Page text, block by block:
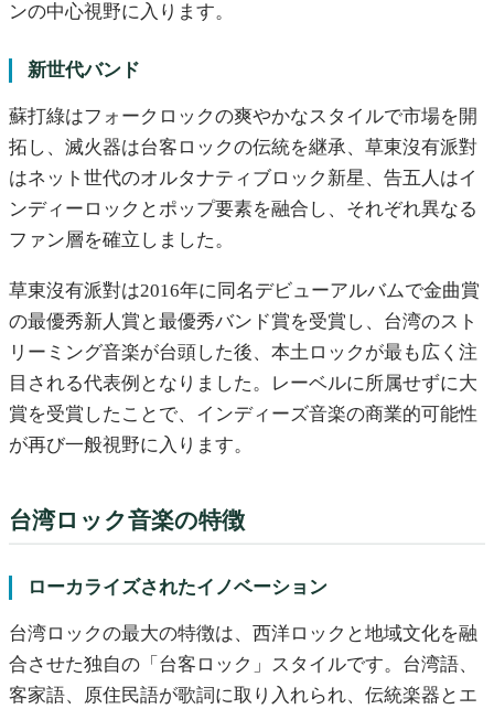
ンの中心視野に入ります。
新世代バンド
蘇打綠はフォークロックの爽やかなスタイルで市場を開
拓し、滅火器は台客ロックの伝統を継承、草東沒有派對
はネット世代のオルタナティブロック新星、告五人はイ
ンディーロックとポップ要素を融合し、それぞれ異なる
ファン層を確立しました。
草東沒有派對は2016年に同名デビューアルバムで金曲賞
の最優秀新人賞と最優秀バンド賞を受賞し、台湾のスト
リーミング音楽が台頭した後、本土ロックが最も広く注
目される代表例となりました。レーベルに所属せずに大
賞を受賞したことで、インディーズ音楽の商業的可能性
が再び一般視野に入ります。
台湾ロック音楽の特徴
ローカライズされたイノベーション
台湾ロックの最大の特徴は、西洋ロックと地域文化を融
合させた独自の「台客ロック」スタイルです。台湾語、
客家語、原住民語が歌詞に取り入れられ、伝統楽器とエ